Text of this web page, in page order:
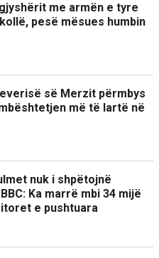
me armën e tyre
pesë mësues humbin
së Merzit përmbys
më të lartë në
nuk i shpëtojnë
Ka marrë mbi 34 mijë
e pushtuara